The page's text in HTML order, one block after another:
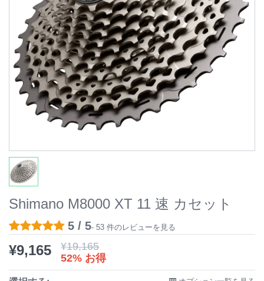
Shimano M8000 XT 11 速 カセット
5 / 5- 53 件のレビューを見る
¥9,165 ¥19,165
52% お得